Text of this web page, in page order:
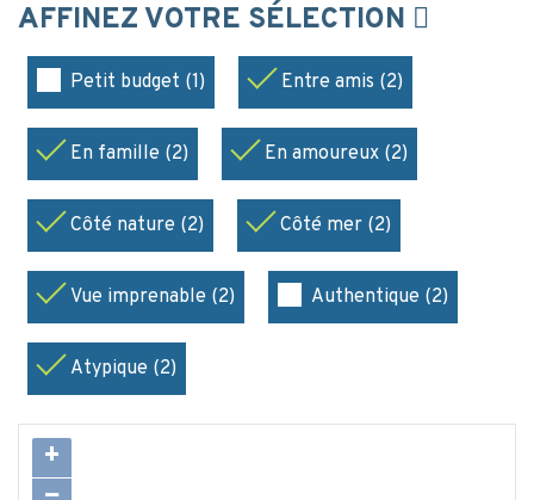
AFFINEZ VOTRE SÉLECTION
Petit budget (1) Entre amis (2)
En famille (2) En amoureux (2)
Côté nature (2) Côté mer (2)
Vue imprenable (2) Authentique (2)
Atypique (2)
+